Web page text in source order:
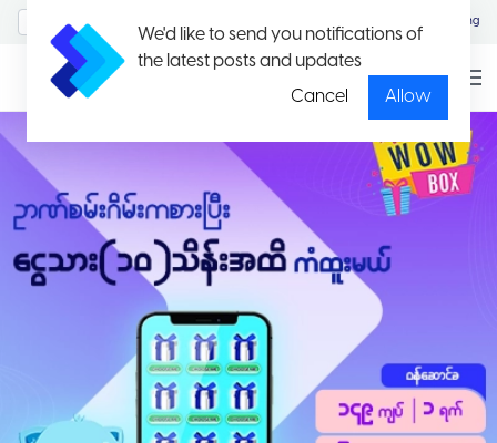
We'd like to send you notifications of
the latest posts and updates
Cancel
Allow
Eng